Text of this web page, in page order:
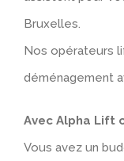
Bruxelles.
Nos opérateurs
déménagement
Avec Alpha Lift
Vous avez un